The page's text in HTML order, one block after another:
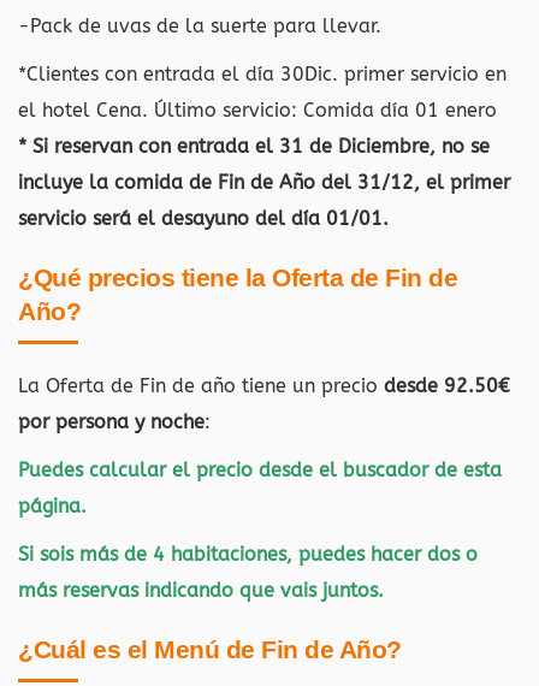
-Pack de uvas de la suerte para llevar.
*Clientes con entrada el día 30Dic. primer servicio en
el hotel Cena. Último servicio: Comida día 01 enero
* Si reservan con entrada el 31 de Diciembre, no se
incluye la comida de Fin de Año del 31/12, el primer
servicio será el desayuno del día 01/01.
¿Qué precios tiene la Oferta de Fin de
Año?
La Oferta de Fin de año tiene un precio desde 92.50€
por persona y noche:
Puedes calcular el precio desde el buscador de esta
página.
Si sois más de 4 habitaciones, puedes hacer dos o
más reservas indicando que vais juntos.
¿Cuál es el Menú de Fin de Año?